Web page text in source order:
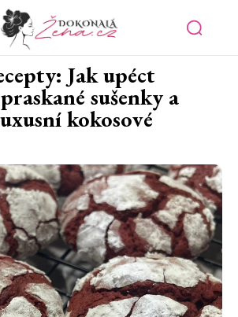
Jak upéct
sušenky a
kokosové